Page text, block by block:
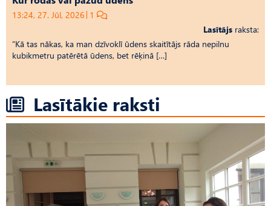
13:24, 27. Jūl, 2026 1
Lasītājs raksta:
“Kā tas nākas, ka man dzīvoklī ūdens skaitītājs rāda nepilnu
kubikmetru patērētā ūdens, bet rēķinā […]
Lasītākie raksti